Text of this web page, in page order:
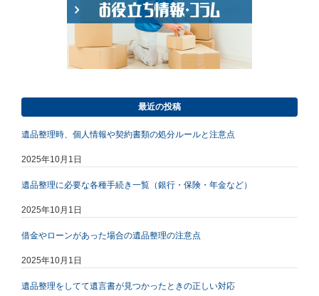
最近の投稿
遺品整理時、個人情報や契約書類の処分ルールと注意点
2025年10月1日
遺品整理に必要な各種手続き一覧（銀行・保険・年金など）
2025年10月1日
借金やローンがあった場合の遺品整理の注意点
2025年10月1日
遺品整理をしてて遺言書が見つかったときの正しい対応